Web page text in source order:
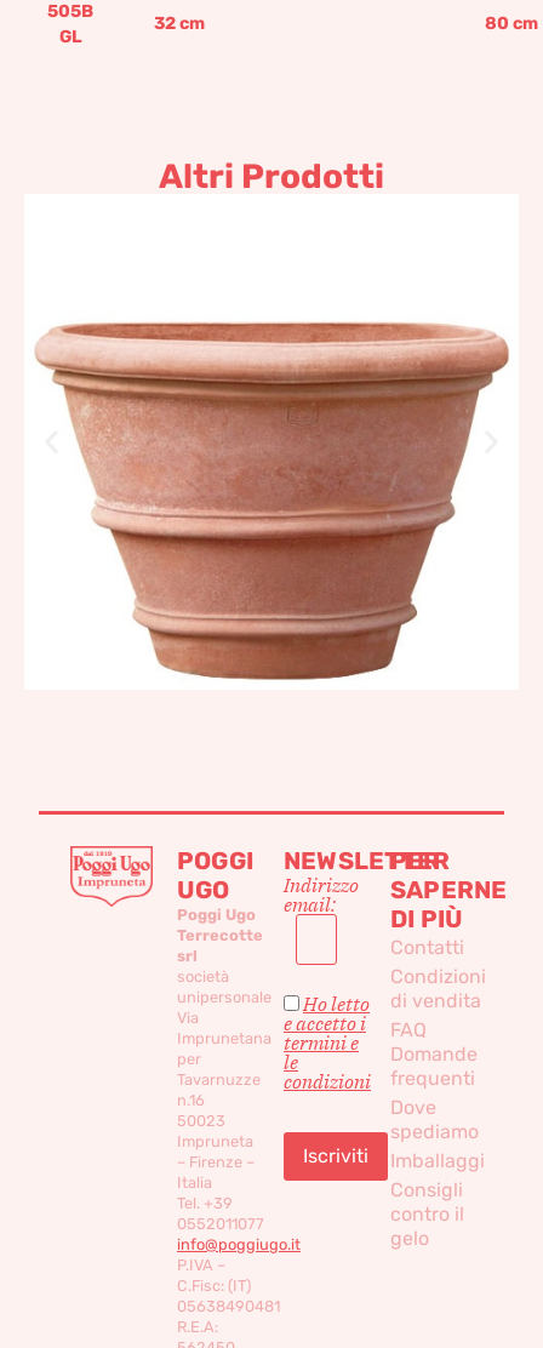
505B
GL
32cm 80 cm
Altri Prodotti
POGGI
UGO
Poggi Ugo
Terrecotte
srl
società
unipersonale
Via
Imprunetana
per
Tavarnuzze
n.16
50023
Impruneta
– Firenze –
Italia
Tel. +39
0552011077
info@poggiugo.it
P.IVA –
C.Fisc: (IT)
05638490481
R.E.A:
NEWSLETTER
Indirizzo
email:
Ho letto
e accetto i
termini e
le
condizioni
PER
SAPERNE
DI PIÙ
Contatti
Condizioni
di vendita
FAQ
Domande
frequenti
Dove
spediamo
Imballaggi
Consigli
contro il
gelo